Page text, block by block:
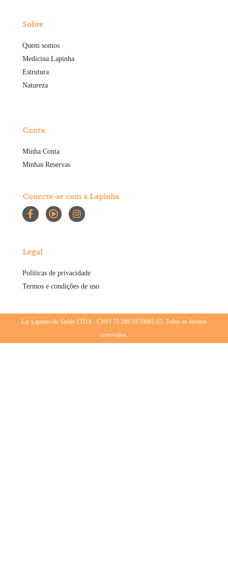
Sobre
Quem somos
Medicina Lapinha
Estrutura
Natureza
Conta
Minha Conta
Minhas Reservas
Conecte-se com a Lapinha
Legal
Políticas de privacidade
Termos e condições de uso
Lar Lapeano de Saúde LTDA - CNPJ 75.189.597/0001-63. Todos os direitos
reservados.